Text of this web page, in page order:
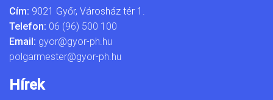
Cím: 9021 Győr, Városház tér 1.
Telefon: 06 (96) 500 100
Email: gyor@gyor-ph.hu
polgarmester@gyor-ph.hu
Hírek